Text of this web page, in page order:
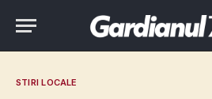
STIRI LOCALE